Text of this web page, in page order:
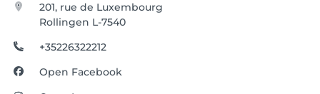
201, rue de Luxembourg
Rollingen L-7540
+35226322212
Open Facebook